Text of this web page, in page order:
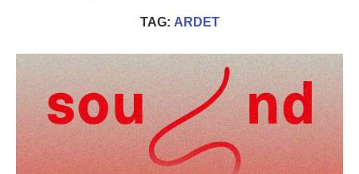
TAG: ARDET